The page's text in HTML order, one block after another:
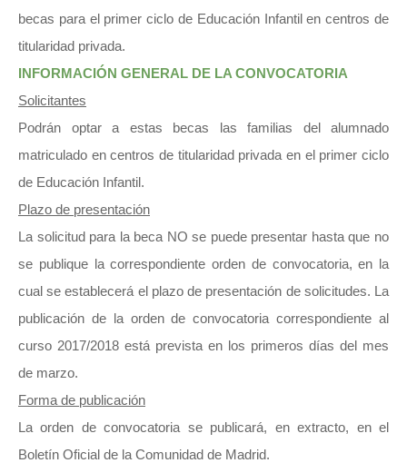
becas para el primer ciclo de Educación Infantil en centros de
titularidad privada.
INFORMACIÓN GENERAL DE LA CONVOCATORIA
Solicitantes
Podrán optar a estas becas las familias del alumnado
matriculado en centros de titularidad privada en el primer ciclo
de Educación Infantil.
Plazo de presentación
La solicitud para la beca NO se puede presentar hasta que no
se publique la correspondiente orden de convocatoria, en la
cual se establecerá el plazo de presentación de solicitudes. La
publicación de la orden de convocatoria correspondiente al
curso 2017/2018 está prevista en los primeros días del mes
de marzo.
Forma de publicación
La orden de convocatoria se publicará, en extracto, en el
Boletín Oficial de la Comunidad de Madrid.